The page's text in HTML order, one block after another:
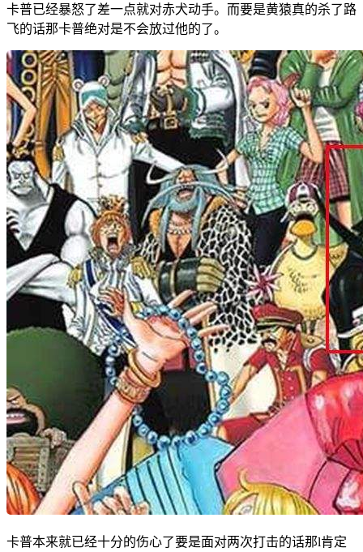
卡普已经暴怒了差一点就对赤犬动手。而要是黄猿真的杀了路
飞的话那卡普绝对是不会放过他的了。
卡普本来就已经十分的伤心了要是面对两次打击的话那l肯定